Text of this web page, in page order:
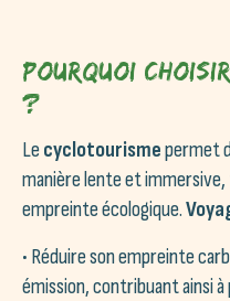
Pourquoi
?
Lecyclotourismepermet
manière lente et
empreinte écologique.
• Réduire son empreinte
émission, contribuant ainsi